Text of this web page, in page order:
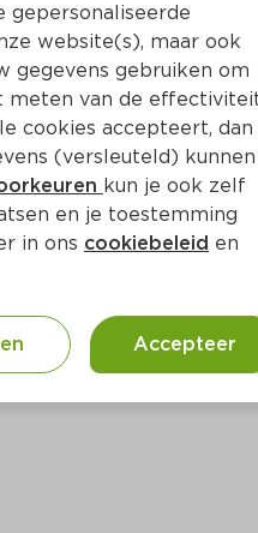
gepersonaliseerde
website(s), maar ook
gegevens gebruiken om
meten van de
cookies accepteert, dan
(versleuteld) kunnen
kun je ook zelf
en je toestemming
in ons cookiebeleid en
Accepteer